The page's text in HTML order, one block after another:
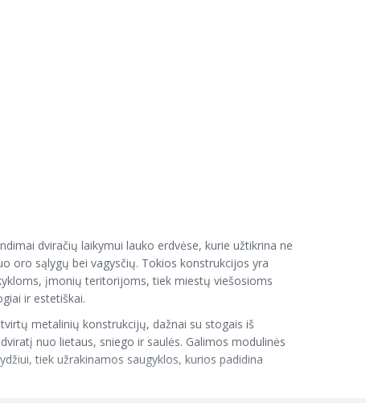
dviračių laikymui lauko erdvėse, kurie užtikrina ne
oro sąlygų bei vagysčių. Tokios konstrukcijos yra
įmonių teritorijoms, tiek miestų viešosioms
ir estetiškai.
metalinių konstrukcijų, dažnai su stogais iš
nuo lietaus, sniego ir saulės. Galimos modulinės
tiek užrakinamos saugyklos, kurios padidina